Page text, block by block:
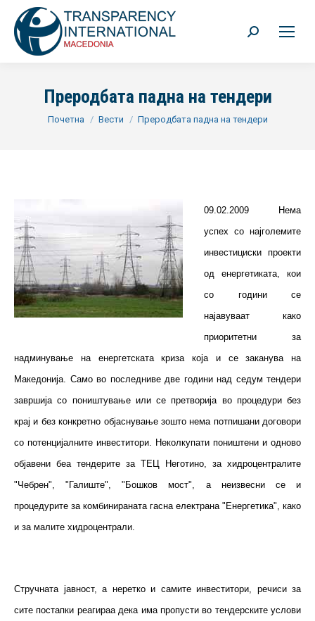
Search:
Преродбата падна на тендери
You are here:
Почетна Вести Преродбата падна на тендери
09.02.2009 Нема
успех со најголемите
инвестициски проекти
од енергетиката, кои
со години се
најавуваат како
приоритетни за
надминување на енергетската криза која и се заканува на
Македонија. Само во последниве две години над седум тендери
завршија со поништување или се претворија во процедури без
крај и без конкретно објаснување зошто нема потпишани договори
со потенцијалните инвеститори. Неколкупати поништени и одново
објавени беа тендерите за ТЕЦ Неготино, за хидроцентралите
"Чебрен", "Галиште", "Бошков мост", а неизвесни се и
процедурите за комбинираната гасна електрана "Енергетика", како
и за малите хидроцентрали.
Стручната јавност, а неретко и самите инвеститори, речиси за
сите постапки реагираа дека има пропусти во тендерските услови